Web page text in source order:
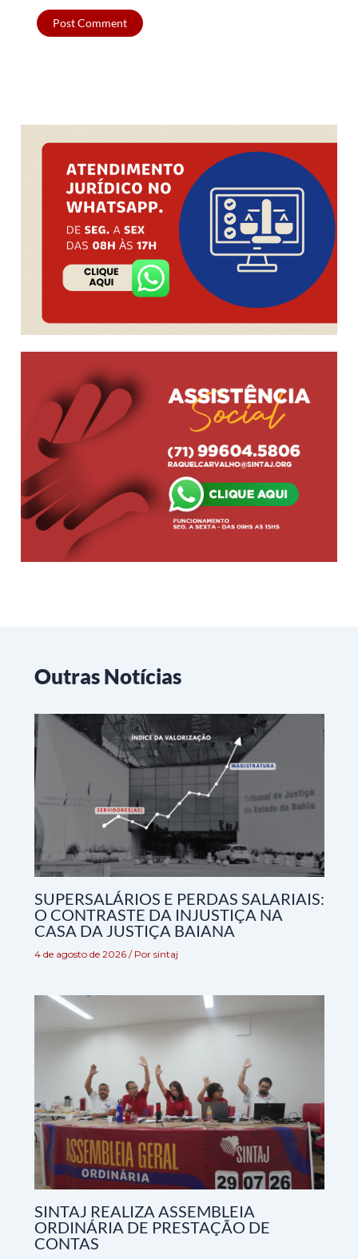
Outras Notícias
SUPERSALÁRIOS E PERDAS SALARIAIS:
O CONTRASTE DA INJUSTIÇA NA
CASA DA JUSTIÇA BAIANA
4 de agosto de 2026 / Por sintaj
SINTAJ REALIZA ASSEMBLEIA
ORDINÁRIA DE PRESTAÇÃO DE
CONTAS